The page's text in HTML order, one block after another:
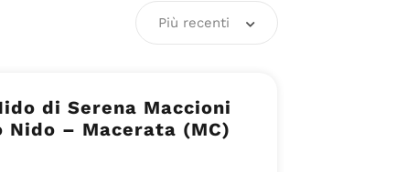
Più recenti
di Serena Maccioni
Nido – Macerata (MC)